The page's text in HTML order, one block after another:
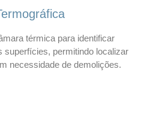
térmica para identificar
superfícies, permitindo localizar
necessidade de demolições.